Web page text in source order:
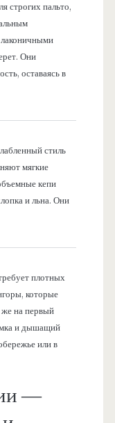
строгих пальто,
Они
оставаясь в
стиль
мягкие
кепи
и льна. Они
плотных
которые
же на первый
и дышащий
или в
—